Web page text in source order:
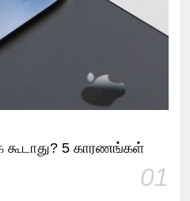
5 காரணங்கள்
01